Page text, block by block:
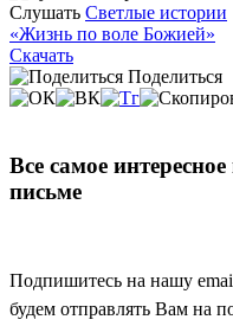
Слушать Светлые истории
«Жизнь по воле Божией»
Скачать
Поделиться
Все самое
письме
Подпишитесь на нашу
будем отправлять Вам на